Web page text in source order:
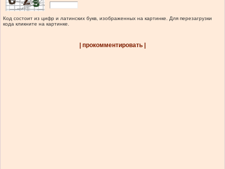
Код состоит из цифр и латинских букв, изображенных на картинке. Для перезагрузки
кода кликните на картинке.
| прокомментировать |